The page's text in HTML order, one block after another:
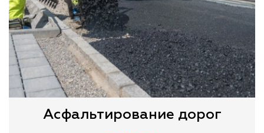
Асфальтирование дорог